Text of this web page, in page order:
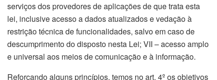
serviços dos provedores de aplicações de que trata esta
lei, inclusive acesso a dados atualizados e vedação à
restrição técnica de funcionalidades, salvo em caso de
descumprimento do disposto nesta Lei; VII – acesso amplo
e universal aos meios de comunicação e à informação.
Reforçando alguns princípios, temos no art. 4º os objetivos